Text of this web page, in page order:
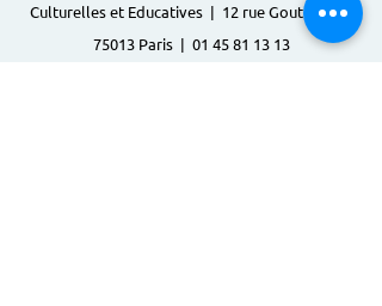
Culturelles et Educatives | 12 rue Gouthière |
75013 Paris | 01 45 81 13 13